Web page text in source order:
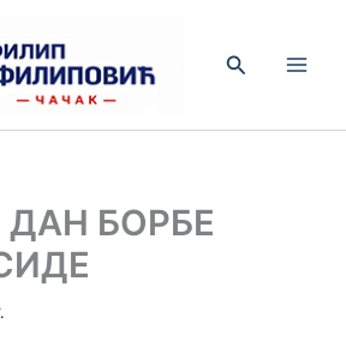
Претрага
БОРБЕ